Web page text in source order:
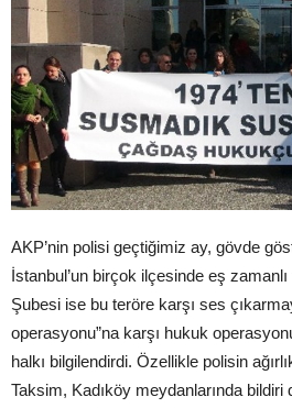
AKP’nin polisi geçtiğimiz ay, gövde
İstanbul’un birçok ilçesinde eş
Şubesi ise bu teröre karşı ses
operasyonu”na karşı hukuk
halkı bilgilendirdi. Özellikle polisin
Taksim, Kadıköy meydanlarında bildiri